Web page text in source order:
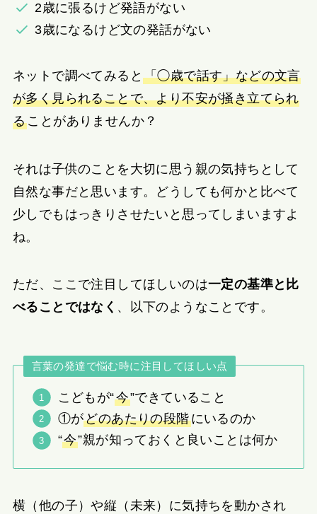
2歳に張るけど発語がない
3歳になるけど文の発話がない
ネットで調べてみると 「◯歳で話す」などの文言
が多く見られることで、より不安が掻き立てられ
ることがありませんか？
それは子供のことを大切に思う親の気持ちとして
自然な事だと思います。どうしても何かと比べて
少しでもはっきりさせたいと思ってしまいますよ
ね。
ただ、ここで注目してほしいのは一定の基準と比
べることではなく 、以下のようなことです。
言葉の発達で悩む時に注目してほしい点
こどもが“今”できていること
①がどのあたりの段階にいるのか
“今”親が知っておくと良いことは何か
横（他の子）や縦（未来）に気持ちを動かされ